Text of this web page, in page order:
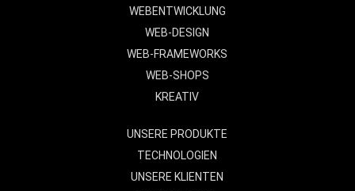
WEBENTWICKLUNG
WEB-DESIGN
WEB-FRAMEWORKS
WEB-SHOPS
KREATIV
UNSERE PRODUKTE
TECHNOLOGIEN
UNSERE KLIENTEN